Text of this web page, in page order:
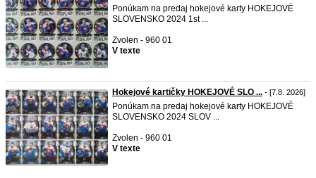
Ponúkam na predaj hokejové karty HOKEJOVÉ
SLOVENSKO 2024 1st ...
Zvolen - 960 01
V texte
Hokejové kartičky HOKEJOVÉ SLO ... - [7.8. 2026]
Ponúkam na predaj hokejové karty HOKEJOVÉ
SLOVENSKO 2024 SLOV ...
Zvolen - 960 01
V texte